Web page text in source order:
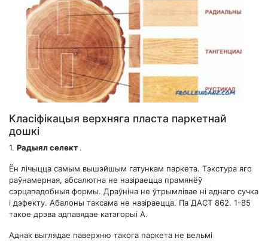
Класіфікацыя верхняга пласта паркетнай
дошкі
1. Радыял селект .
Ён лічыцца самым вышэйшым гатункам паркета. Тэкстура яго
раўнамерная, абсалютна не назіраецца прамянёў
сэрцападобныя формы. Драўніна не ўтрымлівае ні аднаго сучка
і дэфекту. Абалоны таксама не назіраецца. Па ДАСТ 862. 1-85
такое дрэва адпавядае катэгорыі А.
Аднак выглядае паверхню такога паркета не вельмі